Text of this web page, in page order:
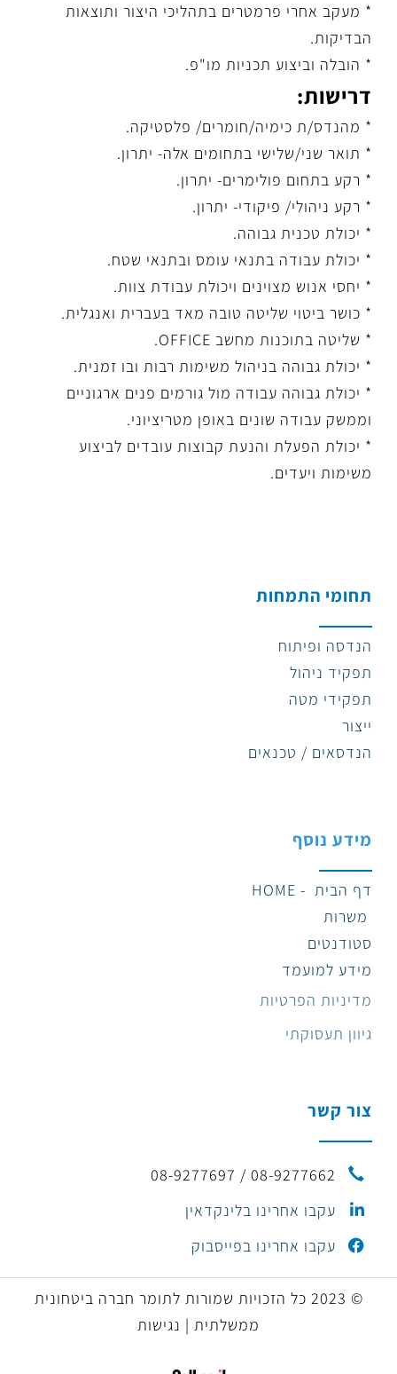
* מעקב אחרי פרמטרים בתהליכי היצור ותוצאות
הבדיקות.
* הובלה וביצוע תכניות מו"פ.
דרישות:
* מהנדס/ת כימיה/חומרים/ פלסטיקה.
* תואר שני/שלישי בתחומים אלה- יתרון.
* רקע בתחום פולימרים- יתרון.
* רקע ניהולי/ פיקודי- יתרון.
* יכולת טכנית גבוהה.
* יכולת עבודה בתנאי עומס ובתנאי שטח.
* יחסי אנוש מצוינים ויכולת עבודת צוות.
* כושר ביטוי שליטה טובה מאד בעברית ואנגלית.
* שליטה בתוכנות מחשב OFFICE.
* יכולת גבוהה בניהול משימות רבות ובו זמנית.
* יכולת גבוהה עבודה מול גורמים פנים ארגוניים
וממשק עבודה שונים באופן מטריציוני.
* יכולת הפעלת והנעת קבוצות עובדים לביצוע
משימות ויעדים.
תחומי התמחות
הנדסה ופיתוח
תפקיד ניהול
תפקידי מטה
ייצור
הנדסאים / טכנאים
מידע נוסף
דף הבית - HOME
משרות
סטודנטים
מידע למועמד
מדיניות הפרטיות
גיוון תעסוקתי
צור קשר
08-9277662 / 08-9277697
עקבו אחרינו בלינקדאין
עקבו אחרינו בפייסבוק
© 2023 כל הזכויות שמורות לתומר חברה ביטחונית
ממשלתית | נגישות